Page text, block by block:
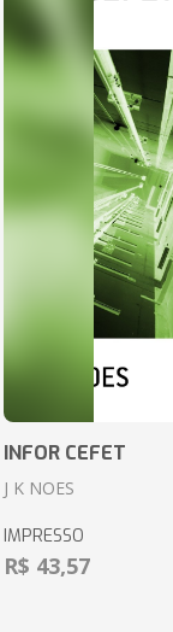
INFOR CEFET
J K NOES
IMPRESSO
R$ 43,57